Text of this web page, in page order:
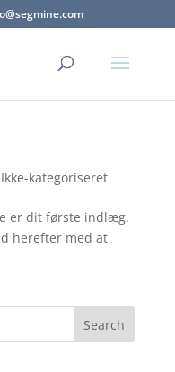
Ikke-kategoriseret
er dit første indlæg.
herefter med at